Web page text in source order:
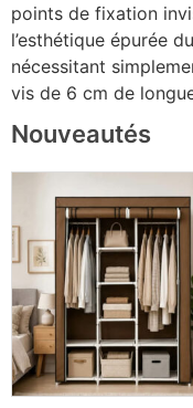
points de fixation
l’esthétique épurée
nécessitant
vis de 6 cm de
Nouveautés